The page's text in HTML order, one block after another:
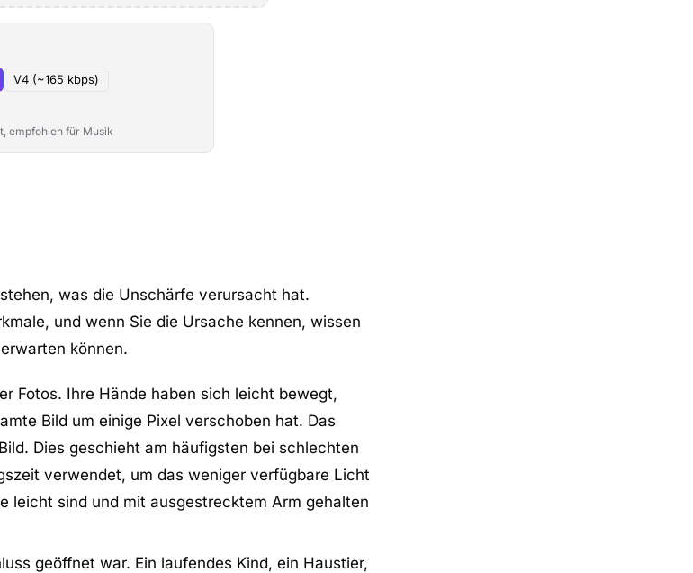
V4 (~165 kbps)
empfohlen für Musik
was die Unschärfe verursacht hat.
und wenn Sie die Ursache kennen, wissen
können.
Fotos. Ihre Hände haben sich leicht bewegt,
Bild um einige Pixel verschoben hat. Das
Dies geschieht am häufigsten bei schlechten
verwendet, um das weniger verfügbare Licht
leicht sind und mit ausgestrecktem Arm gehalten
geöffnet war. Ein laufendes Kind, ein Haustier,